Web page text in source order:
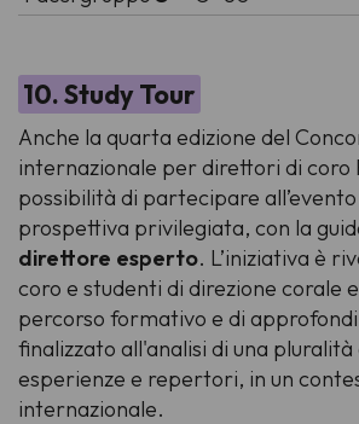
10. Study Tour
Anche la quarta edizione del
internazionale per direttori di coro
possibilità di partecipare all’evento
prospettiva privilegiata, con la
direttore esperto. L’iniziativa è
coro e studenti di direzione corale
percorso formativo e di
finalizzato all'analisi di una pluralità
esperienze e repertori, in un
internazionale.